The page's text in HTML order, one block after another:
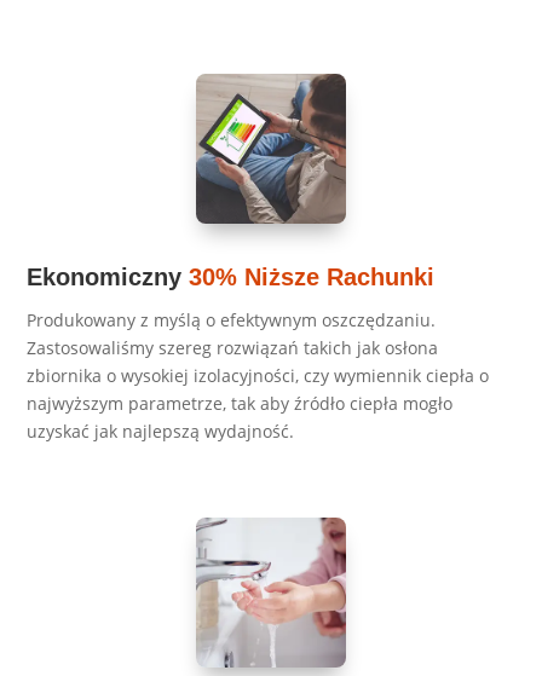
Ekonomiczny30% Niższe Rachunki
Produkowany z myślą o efektywnym oszczędzaniu.
Zastosowaliśmy szereg rozwiązań takich jak osłona
zbiornika o wysokiej izolacyjności, czy wymiennik ciepła o
najwyższym parametrze, tak aby źródło ciepła mogło
uzyskać jak najlepszą wydajność.